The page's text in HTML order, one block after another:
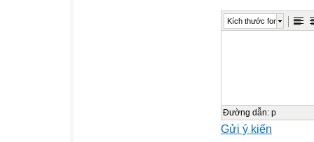
tổ chức hoạt
HS: giấy bìa
Gợi ý cách tổ
Kích thước font
Đường dẫn: p
Gửi ý kiến